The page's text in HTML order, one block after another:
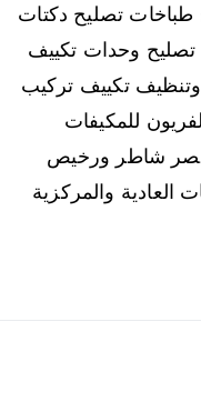
طباخات تصليح دكتات
وحدات تكييف
تكييف تركيب
للمكيفات
شاطر ورخيص
العادية والمركزية